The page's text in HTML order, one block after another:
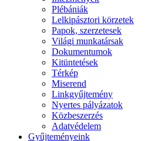
Plébániák
Lelkipásztori körzetek
Papok, szerzetesek
Világi munkatársak
Dokumentumok
Kitüntetések
Térkép
Miserend
Linkgyűjtemény
Nyertes pályázatok
Közbeszerzés
Adatvédelem
Gyűjteményeink